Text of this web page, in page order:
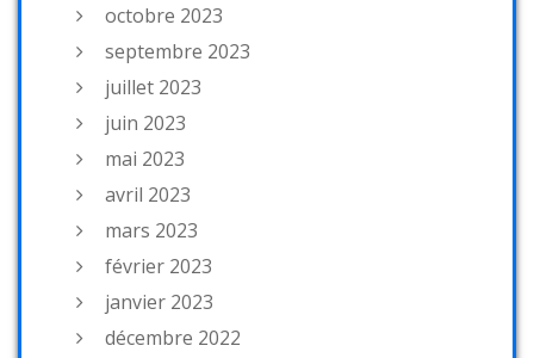
octobre 2023
septembre 2023
juillet 2023
juin 2023
mai 2023
avril 2023
mars 2023
février 2023
janvier 2023
décembre 2022